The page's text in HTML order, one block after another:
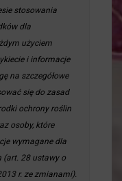
stosowania
dla
użyciem
i informacje
na szczegółowe
się do zasad
ochrony roślin
osoby, które
wymagane dla
(art. 28 ustawy o
r. ze zmianami).